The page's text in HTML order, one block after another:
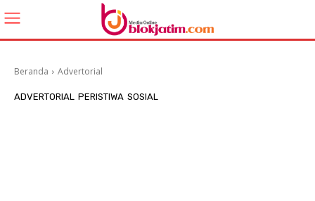
Beranda Advertorial
ADVERTORIAL PERISTIWA SOSIAL